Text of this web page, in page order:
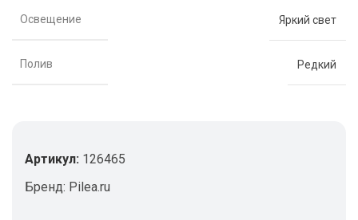
Освещение Яркий свет
Полив Редкий
Артикул: 126465
Бренд: Pilea.ru